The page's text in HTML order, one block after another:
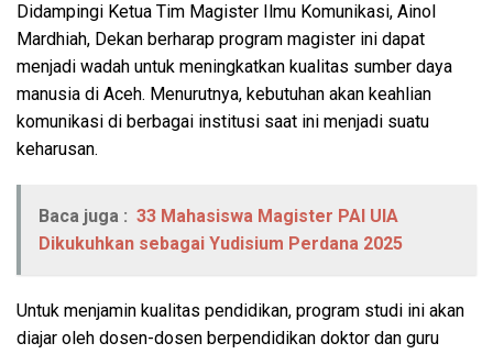
Didampingi Ketua Tim Magister Ilmu Komunikasi, Ainol
Mardhiah, Dekan berharap program magister ini dapat
menjadi wadah untuk meningkatkan kualitas sumber daya
manusia di Aceh. Menurutnya, kebutuhan akan keahlian
komunikasi di berbagai institusi saat ini menjadi suatu
keharusan.
Baca juga : 33 Mahasiswa Magister PAI UIA
Dikukuhkan sebagai Yudisium Perdana 2025
Untuk menjamin kualitas pendidikan, program studi ini akan
diajar oleh dosen-dosen berpendidikan doktor dan guru